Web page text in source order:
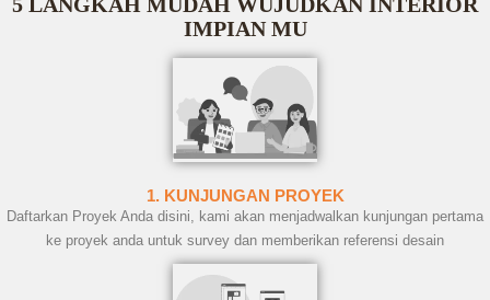
5 LANGKAH MUDAH WUJUDKAN INTERIOR
IMPIAN MU
1. KUNJUNGAN PROYEK
Daftarkan Proyek Anda disini, kami akan menjadwalkan kunjungan pertama
ke proyek anda untuk survey dan memberikan referensi desain